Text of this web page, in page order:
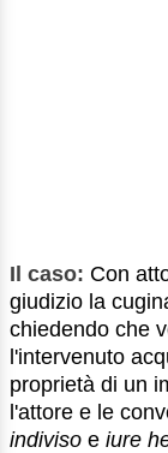
Il caso: Con
giudizio la
chiedendo che
l'intervenuto
proprietà di un
l'attore e le
indiviso e iure